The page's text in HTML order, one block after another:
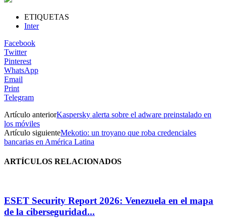
ETIQUETAS
Inter
Facebook
Twitter
Pinterest
WhatsApp
Email
Print
Telegram
Artículo anteriorKaspersky alerta sobre el adware preinstalado en
los móviles
Artículo siguienteMekotio: un troyano que roba credenciales
bancarias en América Latina
ARTÍCULOS RELACIONADOS
ESET Security Report 2026: Venezuela en el mapa
de la ciberseguridad...